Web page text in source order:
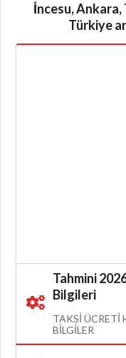
İncesu,
Türkiye
Tahmini
Bilgileri
TAKSI ÜCRETI
BILGILER